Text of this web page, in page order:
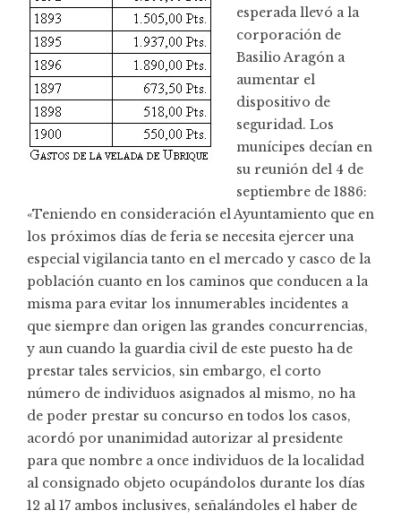
esperada llevó a la
corporación de
Basilio Aragón a
aumentar el
dispositivo de
seguridad. Los
munícipes decían en
su reunión del 4 de
septiembre de 1886:
«Teniendo en consideración el Ayuntamiento que en
los próximos días de feria se necesita ejercer una
especial vigilancia tanto en el mercado y casco de la
población cuanto en los caminos que conducen a la
misma para evitar los innumerables incidentes a
que siempre dan origen las grandes concurrencias,
y aun cuando la guardia civil de este puesto ha de
prestar tales servicios, sin embargo, el corto
número de individuos asignados al mismo, no ha
de poder prestar su concurso en todos los casos,
acordó por unanimidad autorizar al presidente
para que nombre a once individuos de la localidad
al consignado objeto ocupándolos durante los días
12 al 17 ambos inclusives, señalándoles el haber de